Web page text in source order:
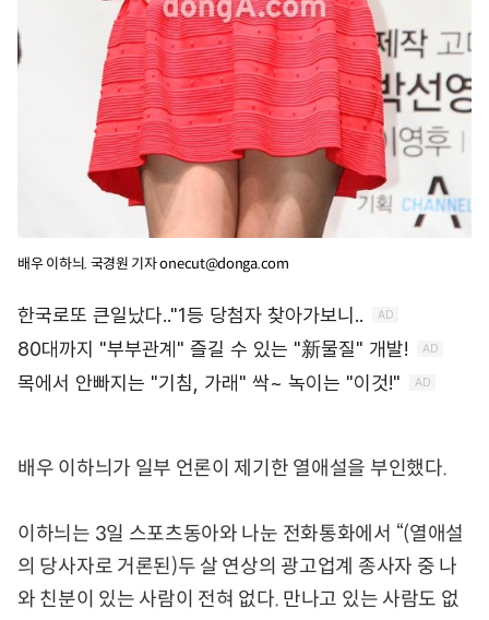
배우 이하늬. 국경원 기자 onecut@donga.com
배우 이하늬가 일부 언론이 제기한 열애설을 부인했다.
이하늬는 3일 스포츠동아와 나눈 전화통화에서 “(열애설
의 당사자로 거론된)두 살 연상의 광고업계 종사자 중 나
와 친분이 있는 사람이 전혀 없다. 만나고 있는 사람도 없